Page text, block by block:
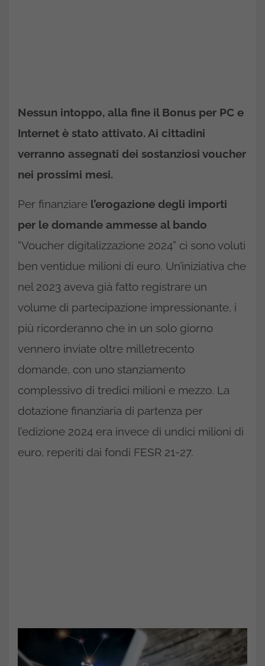
Nessun intoppo, alla fine il Bonus per PC e
Internet è stato attivato. Ai cittadini
verranno assegnati dei sostanziosi voucher
nei prossimi mesi.
Per finanziare l’erogazione degli importi
per le domande ammesse al bando
“Voucher digitalizzazione 2024” ci sono voluti
ben ventidue milioni di euro. Un’iniziativa che
nel 2023 aveva già fatto registrare un
volume di partecipazione impressionante, i
più ricorderanno che in un solo giorno
vennero inviate oltre milletrecento
domande, con uno stanziamento
complessivo di tredici milioni e mezzo. La
dotazione finanziaria di partenza per
l’edizione 2024 era invece di undici milioni di
euro, reperiti dai fondi FESR 21-27.